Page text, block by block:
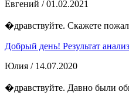
Евгений / 01.02.2021
�дравствуйте. Скажете
Добрый день! Результат
Юлия / 14.07.2020
�дравствуйте. Давно были